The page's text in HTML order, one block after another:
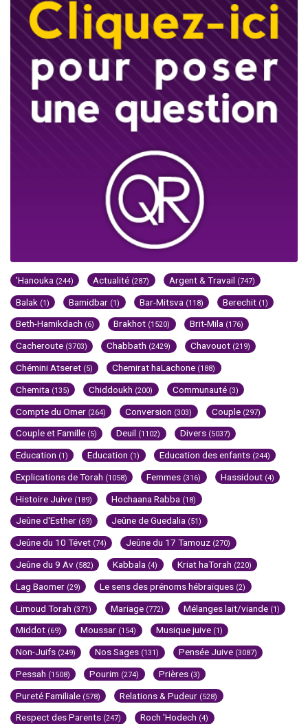
'Hanouka (244) Actualité (287) Argent & Travail (747)
Balak (1) Bamidbar (1) Bar-Mitsva (118) Berechit (1)
Beth-Hamikdach (6) Brakhot (1520) Brit-Mila (176)
Cacheroute (3703) Chabbath (2429) Chavouot (219)
Chémini Atseret (5) Chemirat haLachone (188)
Chemita (135) Chiddoukh (200) Communauté (3)
Compte du Omer (264) Conversion (303) Couple (297)
Couple et Famille (5) Deuil (1102) Divers (5037)
Education (1) Education (1) Education des enfants (244)
Explications de Torah (1058) Femmes (316) Hassidout (4)
Histoire Juive (189) Hochaana Rabba (18)
Jeûne d'Esther (69) Jeûne de Guedalia (51)
Jeûne du 10 Tévet (74) Jeûne du 17 Tamouz (270)
Jeûne du 9 Av (582) Kabbala (4) Kriat haTorah (220)
Lag Baomer (29) Le sens des prénoms hébraïques (2)
Limoud Torah (371) Mariage (772) Mélanges lait/viande (1)
Middot (69) Moussar (154) Musique juive (1)
Non-Juifs (249) Nos Sages (131) Pensée Juive (3087)
Pessah (1508) Pourim (274) Prières (3)
Pureté Familiale (578) Relations & Pudeur (528)
Respect des Parents (247) Roch 'Hodech (4)